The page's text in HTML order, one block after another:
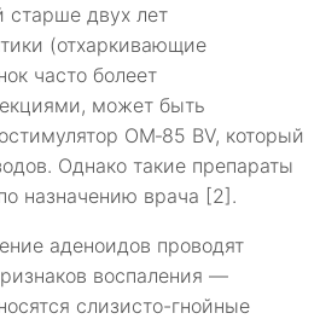
старше двух лет
(отхаркивающие
часто болеет
может быть
OM‑85 BV, который
Однако такие препараты
назначению врача [2].
аденоидов проводят
воспаления —
слизисто-гнойные